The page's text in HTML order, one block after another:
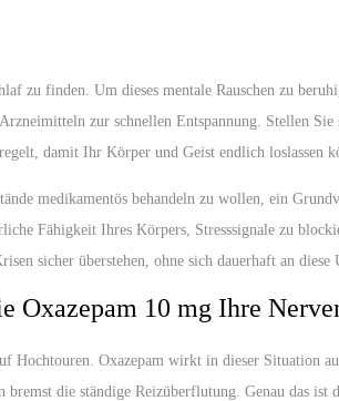
zu finden. Um dieses mentale Rauschen zu
zur schnellen Entspannung. Stellen
damit Ihr Körper und Geist endlich loslassen
medikamentös behandeln zu wollen, ein
Fähigkeit Ihres Körpers, Stresssignale zu
sicher überstehen, ohne sich dauerhaft an diese
Oxazepam 10 mg Ihre
Hochtouren. Oxazepam wirkt in dieser Situation
die ständige Reizüberflutung. Genau das